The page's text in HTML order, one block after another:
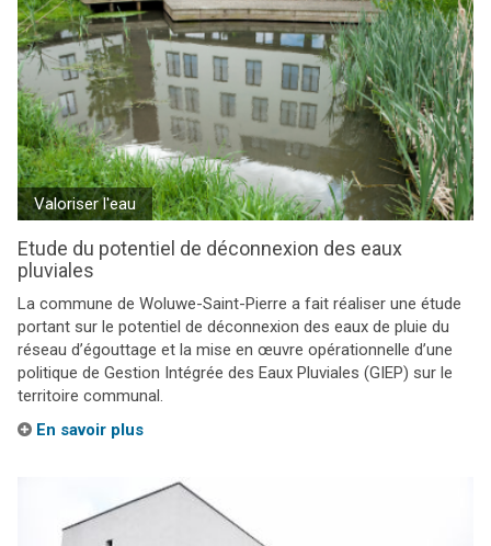
Valoriser l'eau
Etude du potentiel de déconnexion des eaux
pluviales
La commune de Woluwe-Saint-Pierre a fait réaliser une étude
portant sur le potentiel de déconnexion des eaux de pluie du
réseau d’égouttage et la mise en œuvre opérationnelle d’une
politique de Gestion Intégrée des Eaux Pluviales (GIEP) sur le
territoire communal.
En savoir plus